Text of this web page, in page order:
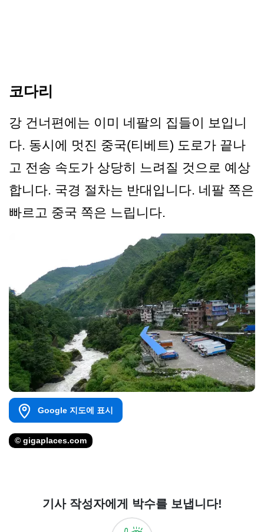
코다리
강 건너편에는 이미 네팔의 집들이 보입니
다. 동시에 멋진 중국(티베트) 도로가 끝나
고 전송 속도가 상당히 느려질 것으로 예상
합니다. 국경 절차는 반대입니다. 네팔 쪽은
빠르고 중국 쪽은 느립니다.
Google 지도에 표시
© gigaplaces.com
기사 작성자에게 박수를 보냅니다!